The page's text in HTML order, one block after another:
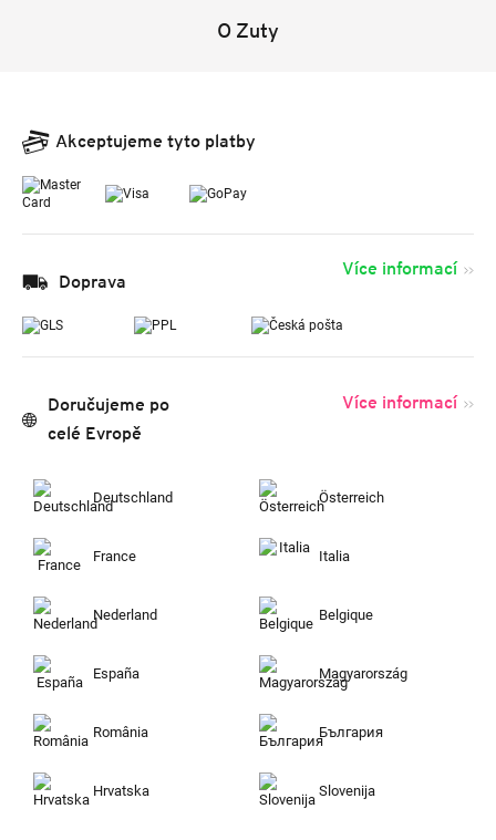
O Zuty
Akceptujeme tyto platby
Doprava
Více informací
Doručujeme po
celé Evropě
Více informací
Deutschland Österreich
France Italia
Nederland Belgique
España Magyarország
România България
Hrvatska Slovenija